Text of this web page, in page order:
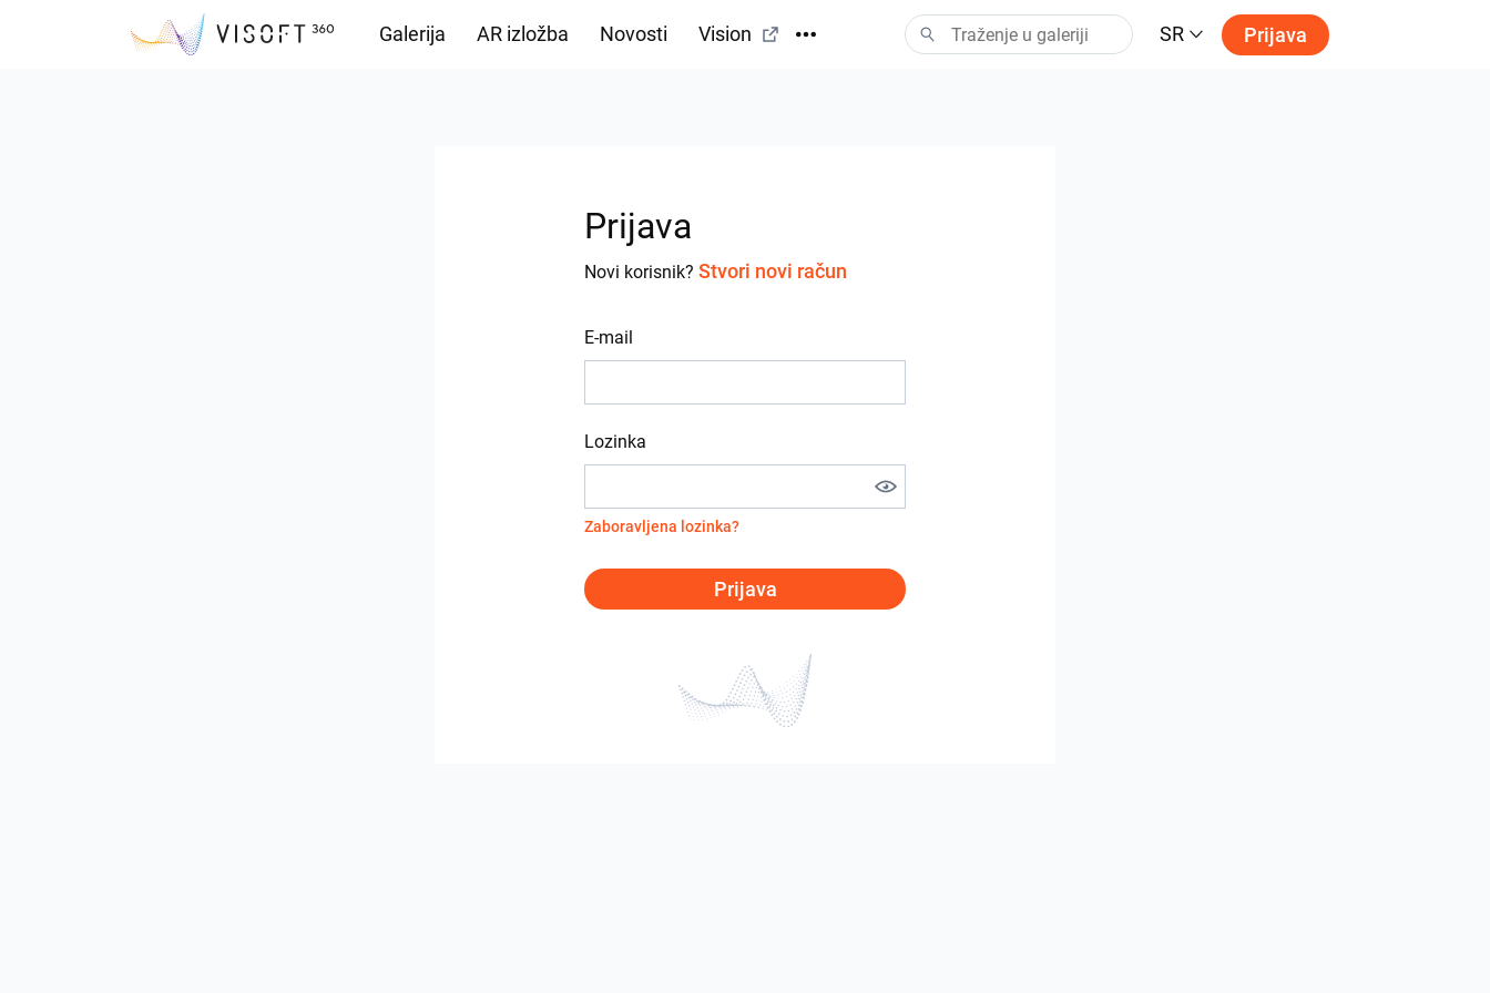
Galerija AR izložba Novosti Vision SR Prijava
Prijava
Novi korisnik? Stvori novi račun
E-mail
Lozinka
Zaboravljena lozinka?
Prijava